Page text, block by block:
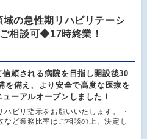
の急性期リハビリテーシ
相談可◆17時終業！
頼される病院を目指し開設後30
を備え、より安全で高度な医療を
ーアルオープンしました！
ビリ指示をお願いいたします。 ・
など業務比率はご相談の上、決定し